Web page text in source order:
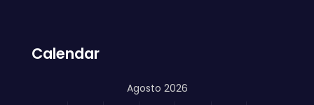
Calendar
Agosto 2026